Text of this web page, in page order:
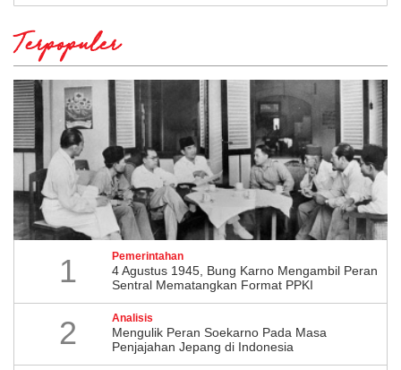
Terpopuler
1 Pemerintahan
4 Agustus 1945, Bung Karno Mengambil Peran
Sentral Mematangkan Format PPKI
2 Analisis
Mengulik Peran Soekarno Pada Masa
Penjajahan Jepang di Indonesia